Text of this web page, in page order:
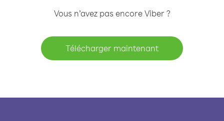
Vous n’avez pas encore Viber ?
Télécharger maintenant